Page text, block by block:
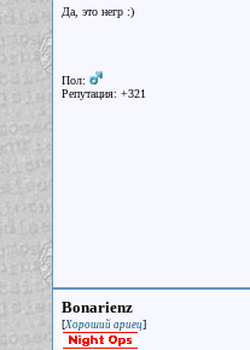
Да, это негр :)
Пол:
Репутация: +321
Bonarienz
[Хороший ариец]